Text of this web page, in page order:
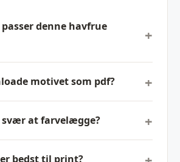
denne havfrue
motivet som pdf?
svær at farvelægge?
bedst til print?